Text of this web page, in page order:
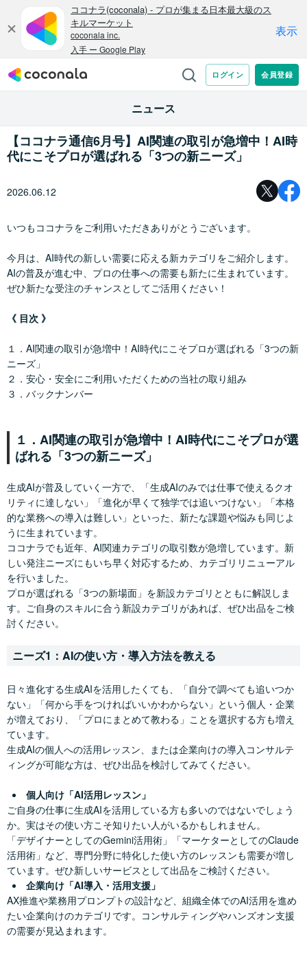
ニュース
【ココナラ通信6月号】AI関連の取引が急増中！AI時
代にこそプロが選ばれる「3つの新ニーズ」
2026.06.12
いつもココナラをご利用いただきありがとうございます。
今月は、AI時代の新しい需要に応える新カテゴリをご紹介します。
AIの普及が進む中、プロの仕事への需要も新たに生まれています。
ぜひ新たな受注のチャンスとしてご活用ください！
《 目次 》
１．AI関連の取引が急増中！AI時代にこそプロが選ばれる「3つの新
ニーズ」
２．安心・安全にご利用いただくための当社の取り組み
３．バックナンバー
１．AI関連の取引が急増中！AI時代にこそプロが選
ばれる「3つの新ニーズ」
生成AIが普及していく一方で、「生成AIのみでは仕事で使えるクオ
リティに達しない」「進化が早くて独学では追いつけない」「本格
的な業務への導入は難しい」といった、新たな課題や悩みも同じよ
うに生まれています。
ココナラでも近年、AI関連カテゴリの取引数が急増しています。新
しい発注ニーズにもいち早く対応するため、カテゴリリニューアル
を行いました。
プロが選ばれる「3つの新場面」を新設カテゴリとともに解説しま
す。ご自身のスキルに合う新設カテゴリがあれば、ぜひ出品をご検
討ください。
ニーズ1：AIの使い方・導入方法を教える
日々進化する生成AIを活用したくても、「自分で調べても追いつか
ない」「何から手をつければいいかわからない」という個人・企業
が増えており、「プロにまとめて教わる」ことを選択する方も増え
ています。
生成AIの個人への活用レッスン、または企業向けの導入コンサルテ
ィングが可能な方は、ぜひ出品を検討してみてください。
個人向け「AI活用レッスン」
ご自身の仕事に生成AIを活用している方も多いのではないでしょう
か。実はその使い方こそ知りたい人がいるかもしれません。
「デザイナーとしてのGemini活用術」「マーケターとしてのClaude
活用術」など、専門分野に特化した使い方のレッスンも需要が増し
ています。ぜひ新しいサービスとして出品をご検討ください。
企業向け「AI導入・活用支援」
AX推進や業務用プロンプトの設計など、組織全体でのAI活用を進め
たい企業向けのカテゴリです。コンサルティングやハンズオン支援
の需要が見込まれます。